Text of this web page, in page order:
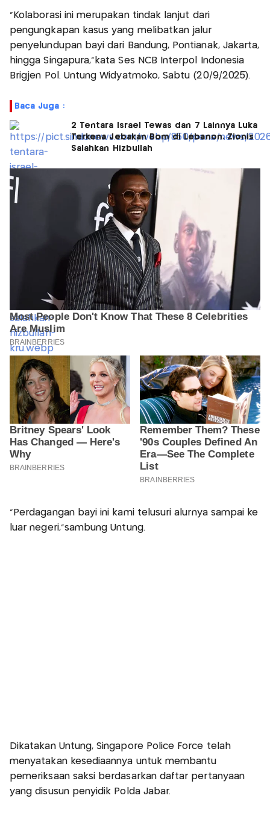
“Kolaborasi ini merupakan tindak lanjut dari
pengungkapan kasus yang melibatkan jalur
penyelundupan bayi dari Bandung, Pontianak, Jakarta,
hingga Singapura,"kata Ses NCB Interpol Indonesia
Brigjen Pol. Untung Widyatmoko, Sabtu (20/9/2025).
Baca Juga :
2 Tentara Israel Tewas dan 7 Lainnya Luka
Terkena Jebakan Bom di Lebanon, Zionis
Salahkan Hizbullah
"Perdagangan bayi ini kami telusuri alurnya sampai ke
luar negeri,”sambung Untung.
Dikatakan Untung, Singapore Police Force telah
menyatakan kesediaannya untuk membantu
pemeriksaan saksi berdasarkan daftar pertanyaan
yang disusun penyidik Polda Jabar.